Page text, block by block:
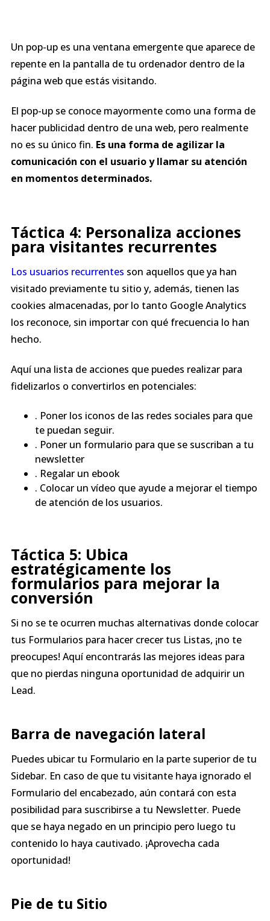
Un pop-up es una ventana emergente que aparece de
repente en la pantalla de tu ordenador dentro de la
página web que estás visitando.
El pop-up se conoce mayormente como una forma de
hacer publicidad dentro de una web, pero realmente
no es su único fin. Es una forma de agilizar la
comunicación con el usuario y llamar su atención
en momentos determinados.
Táctica 4: Personaliza acciones
para visitantes recurrentes
Los usuarios recurrentes son aquellos que ya han
visitado previamente tu sitio y, además, tienen las
cookies almacenadas, por lo tanto Google Analytics
los reconoce, sin importar con qué frecuencia lo han
hecho.
Aquí una lista de acciones que puedes realizar para
fidelizarlos o convertirlos en potenciales:
. Poner los iconos de las redes sociales para que
te puedan seguir.
. Poner un formulario para que se suscriban a tu
newsletter
. Regalar un ebook
. Colocar un vídeo que ayude a mejorar el tiempo
de atención de los usuarios.
Táctica 5: Ubica
estratégicamente los
formularios para mejorar la
conversión
Si no se te ocurren muchas alternativas donde colocar
tus Formularios para hacer crecer tus Listas, ¡no te
preocupes! Aquí encontrarás las mejores ideas para
que no pierdas ninguna oportunidad de adquirir un
Lead.
Barra de navegación lateral
Puedes ubicar tu Formulario en la parte superior de tu
Sidebar. En caso de que tu visitante haya ignorado el
Formulario del encabezado, aún contará con esta
posibilidad para suscribirse a tu Newsletter. Puede
que se haya negado en un principio pero luego tu
contenido lo haya cautivado. ¡Aprovecha cada
oportunidad!
Pie de tu Sitio